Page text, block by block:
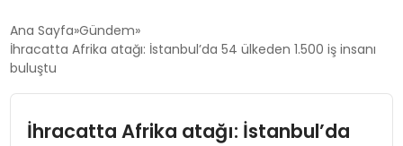
EKONOMI
Ana Sayfa Gündem
İhracatta Afrika atağı: İstanbul’da 54 ülkeden 1.500 iş insanı
buluştu
İhracatta Afrika atağı: İstanbul’da